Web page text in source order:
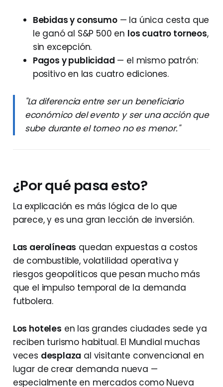
Bebidas y consumo— la única cesta que
le ganó al S&P 500 en los cuatro torneos,
sin excepción.
Pagos y publicidad — el mismo patrón:
positivo en las cuatro ediciones.
"La diferencia entre ser un beneficiario
económico del evento y ser una acción que
sube durante el torneo no es menor."
¿Por qué pasa esto?
La explicación es más lógica de lo que
parece, y es una gran lección de inversión.
Las aerolíneas quedan expuestas a costos
de combustible, volatilidad operativa y
riesgos geopolíticos que pesan mucho más
que el impulso temporal de la demanda
futbolera.
Los hoteles en las grandes ciudades sede ya
reciben turismo habitual. El Mundial muchas
veces desplaza al visitante convencional en
lugar de crear demanda nueva —
especialmente en mercados como Nueva